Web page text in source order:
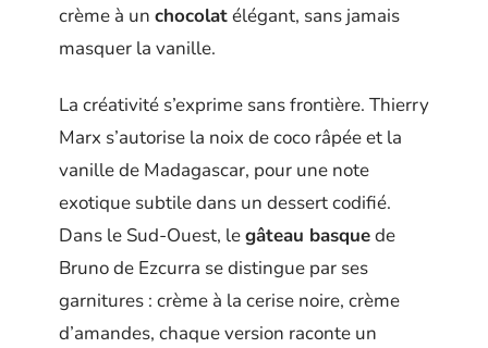
crème à un chocolatélégant, sans jamais
masquer la vanille.
La créativité s’exprime sans frontière. Thierry
Marx s’autorise la noix de coco râpée et la
vanille de Madagascar, pour une note
exotique subtile dans un dessert codifié.
Dans le Sud-Ouest, legâteau basquede
Bruno de Ezcurra se distingue par ses
garnitures : crème à la cerise noire, crème
d’amandes, chaque version raconte un